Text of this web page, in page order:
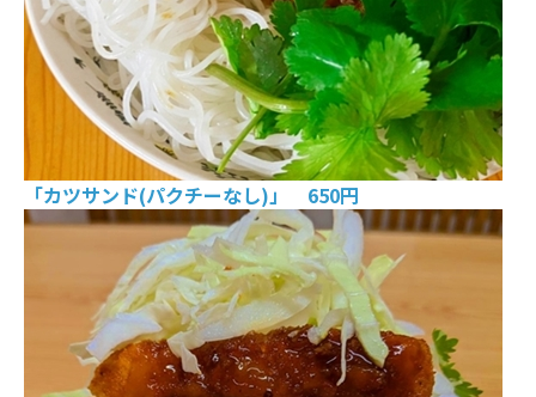
「カツサンド(パクチーなし)」 650円